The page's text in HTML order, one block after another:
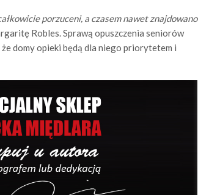
porzuceni, a czasem nawet znajdowano
Robles. Sprawą opuszczenia seniorów
domy opieki będą dla niego priorytetem i